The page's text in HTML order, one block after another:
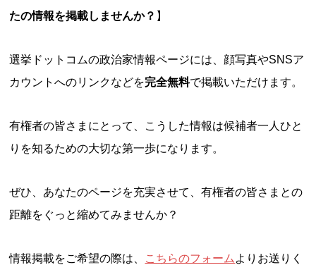
たの情報を掲載しませんか？ 】
選挙ドットコムの政治家情報ページには、顔写真やSNSア
カウントへのリンクなどを完全無料で掲載いただけます。
有権者の皆さまにとって、こうした情報は候補者一人ひと
りを知るための大切な第一歩になります。
ぜひ、あなたのページを充実させて、有権者の皆さまとの
距離をぐっと縮めてみませんか？
情報掲載をご希望の際は、 こちらのフォーム よりお送りく